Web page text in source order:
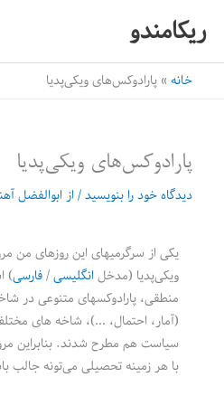
ریکامندو
خانه پارادوکس‌های ویکی‌پدیا
پارادوکس‌های ویکی‌پدیا
دیدگاه‌ خود را بنویسید/ از ابوالفضل
یکی از سرگرمیهای این روزهای من
ویکی‌پدیا (مدخلانگلیسی/فارسی)
منطقی، پارادوکسهای متنوعی در
(آمار، احتمال، …)، شاخه های
سیاست هم مطرح شدند. بنابراین
با هر زمینه تحصیلی می‌تونه جالب